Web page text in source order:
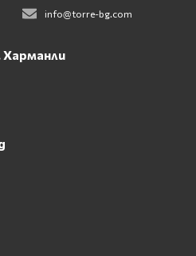
info@torre-bg.com
Харманли